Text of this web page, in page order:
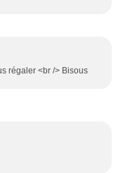
régaler <br /> Bisous